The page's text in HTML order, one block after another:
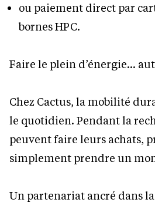
ou paiement direct par
bornes HPC.
Faire le plein d’énergie…
Chez Cactus, la mobilité
le quotidien. Pendant la
peuvent faire leurs achats,
simplement prendre un
Un partenariat ancré dans